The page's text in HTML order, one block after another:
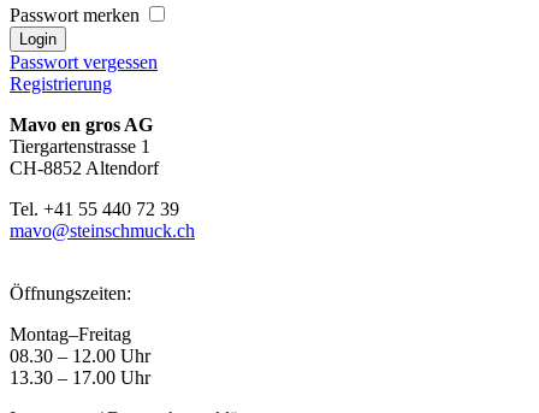
Passwort merken
Passwort vergessen
Registrierung
Mavo en gros AG
Tiergartenstrasse 1
CH-8852 Altendorf
Tel. +41 55 440 72 39
mavo@steinschmuck.ch
Öffnungszeiten:
Montag–Freitag
08.30 – 12.00 Uhr
13.30 – 17.00 Uhr